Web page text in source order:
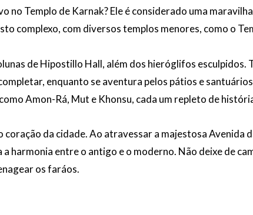
no Templo de Karnak? Ele é considerado uma
complexo, com diversos templos menores, como o
de Hipostillo Hall, além dos hieróglifos esculpidos.
enquanto se aventura pelos pátios e
Amon-Rá, Mut e Khonsu, cada um repleto de
da cidade. Ao atravessar a majestosa Avenida
harmonia entre o antigo e o moderno. Não deixe de
os faráos.